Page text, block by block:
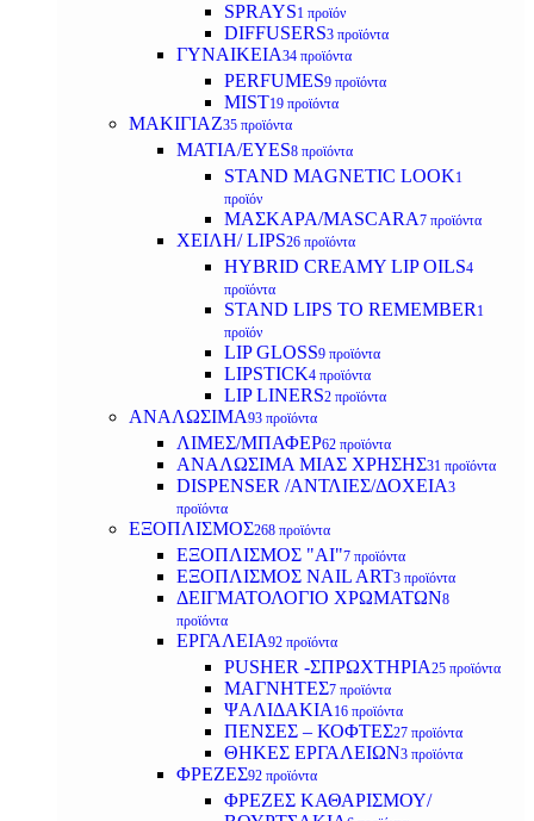
SPRAYS1 προϊόν
DIFFUSERS3 προϊόντα
ΓΥΝΑΙΚΕΙΑ34 προϊόντα
PERFUMES9 προϊόντα
MIST19 προϊόντα
ΜΑΚΙΓΙΑΖ35 προϊόντα
ΜΑΤΙΑ/EYES8 προϊόντα
STAND MAGNETIC LOOK1
προϊόν
ΜΑΣΚΑΡΑ/MASCARA7 προϊόντα
ΧΕΙΛΗ/ LIPS26 προϊόντα
HYBRID CREAMY LIP OILS4
προϊόντα
STAND LIPS TO REMEMBER 1
προϊόν
LIP GLOSS9 προϊόντα
LIPSTICK4 προϊόντα
LIP LINERS2 προϊόντα
ΑΝΑΛΩΣΙΜΑ93 προϊόντα
ΛΙΜΕΣ/ΜΠΑΦΕΡ62 προϊόντα
ΑΝΑΛΩΣΙΜΑ ΜΙΑΣ ΧΡΗΣΗΣ31 προϊόντα
DISPENSER /ΑΝΤΛΙΕΣ/ΔΟΧΕΙΑ3
προϊόντα
ΕΞΟΠΛΙΣΜΟΣ268 προϊόντα
ΕΞΟΠΛΙΣΜΟΣ "AI"7 προϊόντα
ΕΞΟΠΛΙΣΜΟΣ NAIL ART3 προϊόντα
ΔΕΙΓΜΑΤΟΛΟΓΙΟ ΧΡΩΜΑΤΩΝ8
προϊόντα
ΕΡΓΑΛΕΙΑ92 προϊόντα
PUSHER -ΣΠΡΩΧΤΗΡΙΑ25 προϊόντα
ΜΑΓΝΗΤΕΣ7 προϊόντα
ΨΑΛΙΔΑΚΙΑ 16 προϊόντα
ΠΕΝΣΕΣ – ΚΟΦΤΕΣ27 προϊόντα
ΘΗΚΕΣ ΕΡΓΑΛΕΙΩΝ3 προϊόντα
ΦΡΕΖΕΣ92 προϊόντα
ΦΡΕΖΕΣ ΚΑΘΑΡΙΣΜΟΥ/